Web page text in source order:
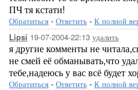
ПЧ тя кстати!
Обратиться - Ответить - К полной
Lipsi 19-07-2004-22:13 удалить
я другие комменты не
не смей её обманывать,что
тебе,надеюсь у вас всё будет
Обратиться - Ответить - К полной